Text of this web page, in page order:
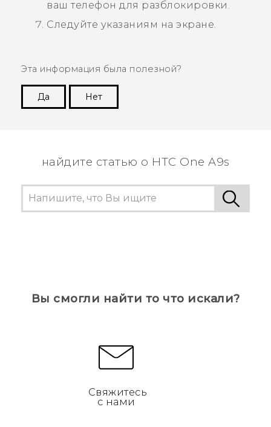
ваш телефон для разблокировки.
Следуйте указаниям на экране.
Эта информация была полезной?
Да
Нет
найдите статью о HTC One A9s
Вы смогли найти то что искали?
Свяжитесь
с нами